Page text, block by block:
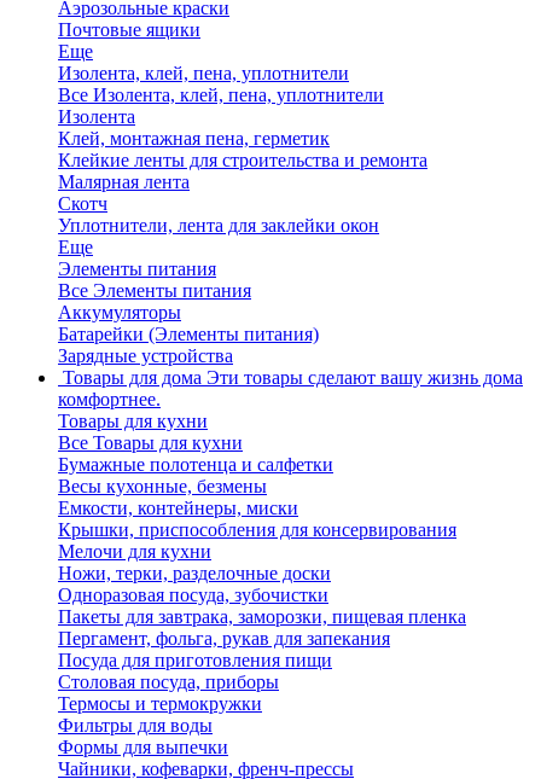
Аэрозольные краски
Почтовые ящики
Еще
Изолента, клей, пена, уплотнители
Все Изолента, клей, пена, уплотнители
Изолента
Клей, монтажная пена, герметик
Клейкие ленты для строительства и ремонта
Малярная лента
Скотч
Уплотнители, лента для заклейки окон
Еще
Элементы питания
Все Элементы питания
Аккумуляторы
Батарейки (Элементы питания)
Зарядные устройства
Товары для дома Эти товары сделают вашу жизнь дома
комфортнее.
Товары для кухни
Все Товары для кухни
Бумажные полотенца и салфетки
Весы кухонные, безмены
Емкости, контейнеры, миски
Крышки, приспособления для консервирования
Мелочи для кухни
Ножи, терки, разделочные доски
Одноразовая посуда, зубочистки
Пакеты для завтрака, заморозки, пищевая пленка
Пергамент, фольга, рукав для запекания
Посуда для приготовления пищи
Столовая посуда, приборы
Термосы и термокружки
Фильтры для воды
Формы для выпечки
Чайники, кофеварки, френч-прессы